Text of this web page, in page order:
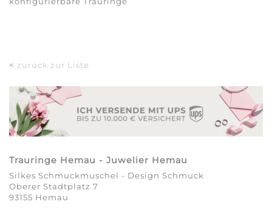
< zurück zur Liste
Trauringe Hemau - Juwelier Hemau
Silkes Schmuckmuschel - Design Schmuck
Oberer Stadtplatz 7
93155 Hemau